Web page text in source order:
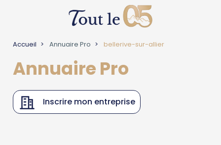
Accueil Annuaire Pro bellerive-sur-allier
Annuaire Pro
Inscrire mon entreprise